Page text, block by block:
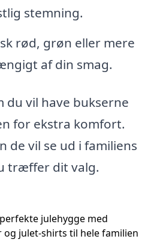
stemning.
rød, grøn eller mere
af din smag.
du vil have bukserne
for ekstra komfort.
de vil se ud i familiens
træffer dit valg.
julehygge med
julet-shirts til hele familien